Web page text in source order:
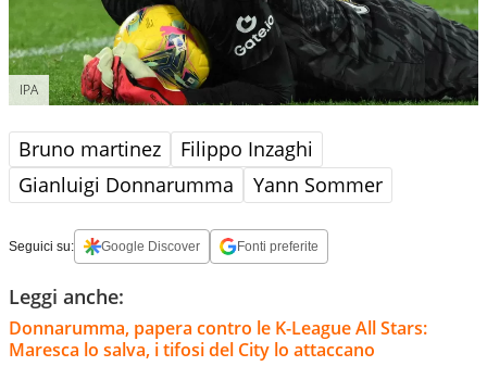
IPA
Bruno martinez
Filippo Inzaghi
Gianluigi Donnarumma
Yann Sommer
Seguici su: Google Discover Fonti preferite
Leggi anche:
Donnarumma, papera contro le K-League All Stars:
Maresca lo salva, i tifosi del City lo attaccano